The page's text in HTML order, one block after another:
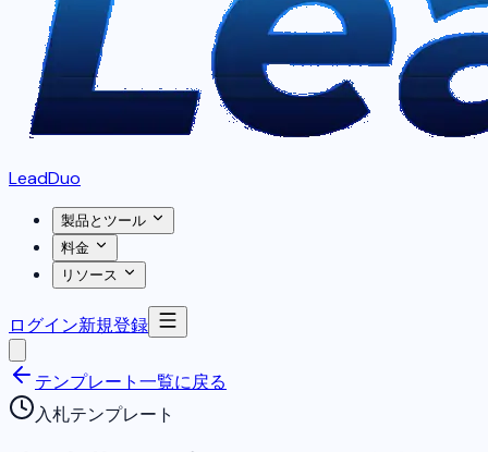
LeadDuo
製品とツール
料金
リソース
ログイン新規登録
テンプレート一覧に戻る
入札テンプレート